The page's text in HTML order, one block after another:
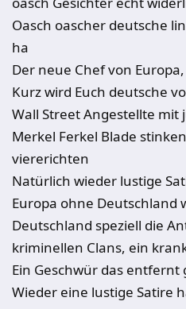
Oasch oascher deutsche
ha
Der neue Chef von
Kurz wird Euch deutsche
Wall Street Angestellte mit
Merkel Ferkel Blade
viererichten
Natürlich wieder lustige
Europa ohne Deutschland
Deutschland speziell die
kriminellen Clans, ein
Ein Geschwür das entfernt
Wieder eine lustige Satire